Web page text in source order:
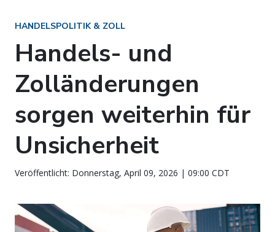
HANDELSPOLITIK & ZOLL
Handels- und
Zolländerungen
sorgen weiterhin für
Unsicherheit
Veröffentlicht: Donnerstag, April 09, 2026 | 09:00 CDT